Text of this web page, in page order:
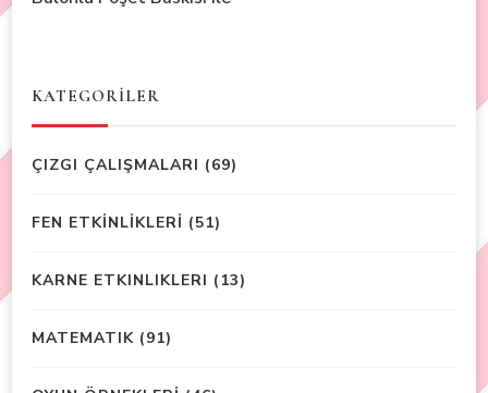
KATEGORİLER
ÇIZGI ÇALIŞMALARI (69)
FEN ETKİNLİKLERİ (51)
KARNE ETKINLIKLERI (13)
MATEMATIK (91)